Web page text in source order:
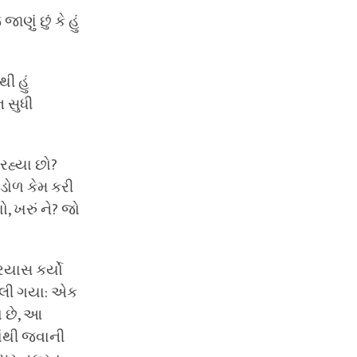
જાણું છું કે હું
હું
સુધી
છો?
કેમ કરી
ખરું ને? જો
કર્યો
ગયા: એક
છે, આ
જવાની